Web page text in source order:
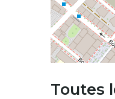
Toutes